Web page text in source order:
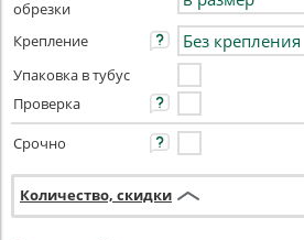
обрезки
Крепление
Упаковка в тубус
Проверка
Срочно
Количество, скидки